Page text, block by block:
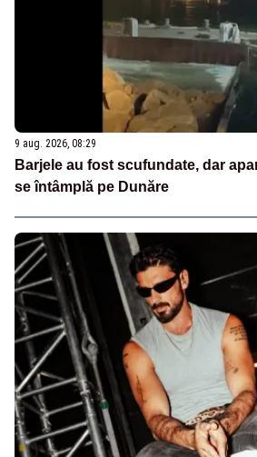
9 aug. 2026, 08:29
Barjele au fost scufundate, dar
se întâmplă pe Dunăre